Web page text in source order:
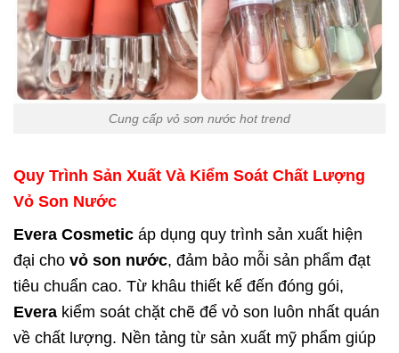
Cung cấp vỏ sơn nước hot trend
Quy Trình Sản Xuất Và Kiểm Soát Chất Lượng
Vỏ Son Nước
Evera Cosmetic áp dụng quy trình sản xuất hiện
đại cho vỏ son nước, đảm bảo mỗi sản phẩm đạt
tiêu chuẩn cao. Từ khâu thiết kế đến đóng gói,
Evera kiểm soát chặt chẽ để vỏ son luôn nhất quán
về chất lượng. Nền tảng từ sản xuất mỹ phẩm giúp